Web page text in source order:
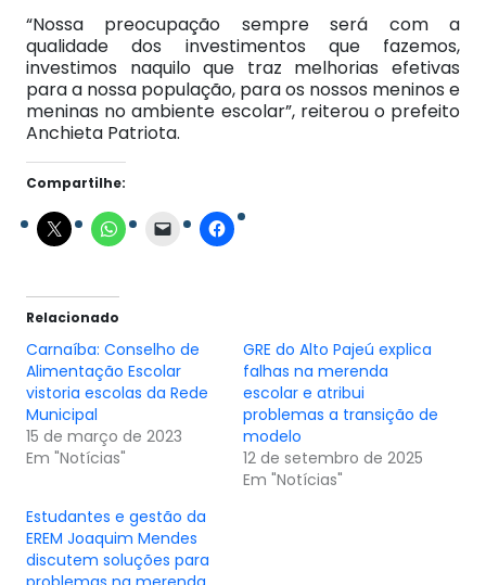
“Nossa preocupação sempre será com a
qualidade dos investimentos que fazemos,
investimos naquilo que traz melhorias efetivas
para a nossa população, para os nossos meninos e
meninas no ambiente escolar”, reiterou o prefeito
Anchieta Patriota.
Compartilhe:
Relacionado
Carnaíba: Conselho de
Alimentação Escolar
vistoria escolas da Rede
Municipal
15 de março de 2023
Em "Notícias"
GRE do Alto Pajeú explica
falhas na merenda
escolar e atribui
problemas a transição de
modelo
12 de setembro de 2025
Em "Notícias"
Estudantes e gestão da
EREM Joaquim Mendes
discutem soluções para